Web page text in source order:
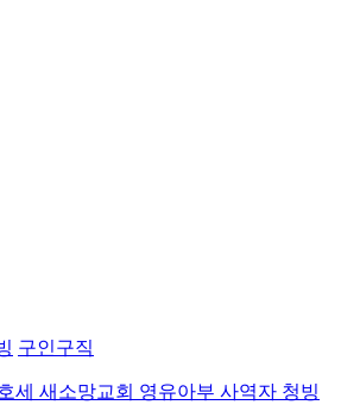
구인구직
세 새소망교회 영유아부 사역자 청빙